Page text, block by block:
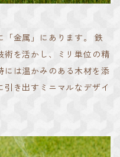
「金属」にあります。 鉄
術を活かし、ミリ単位の精
には温かみのある木材を添
き出すミニマルなデザイ